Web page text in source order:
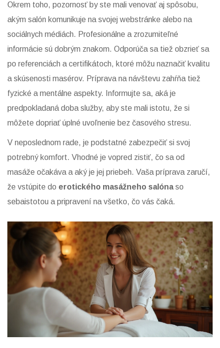
Okrem toho, pozornosť by ste mali venovať aj spôsobu,
akým salón komunikuje na svojej webstránke alebo na
sociálnych médiách. Profesionálne a zrozumiteľné
informácie sú dobrým znakom. Odporúča sa tiež obzrieť sa
po referenciách a certifikátoch, ktoré môžu naznačiť kvalitu
a skúsenosti masérov. Príprava na návštevu zahŕňa tiež
fyzické a mentálne aspekty. Informujte sa, aká je
predpokladaná doba služby, aby ste mali istotu, že si
môžete dopriať úplné uvoľnenie bez časového stresu.
V neposlednom rade, je podstatné zabezpečiť si svoj
potrebný komfort. Vhodné je vopred zistiť, čo sa od
masáže očakáva a aký je jej priebeh. Vaša príprava zaručí,
že vstúpite do erotického masážneho salónaso
sebaistotou a pripravení na všetko, čo vás čaká.